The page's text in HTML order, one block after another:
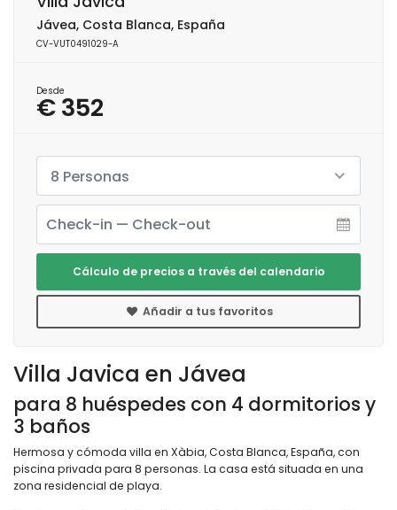
Villa Javica en Jávea
para 8 huéspedes con 4 dormitorios y
3 baños
Hermosa y cómoda villa en Xàbia, Costa Blanca, España, con
piscina privada para 8 personas. La casa está situada en una
zona residencial de playa.
Jávea, Costa Blanca, España
CV-VUT0491029-A
Desde
€ 352
8 Personas
Cálculo de precios a través del calendario
Añadir a tus favoritos